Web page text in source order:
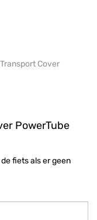
Cover
PowerTube
fiets als er geen